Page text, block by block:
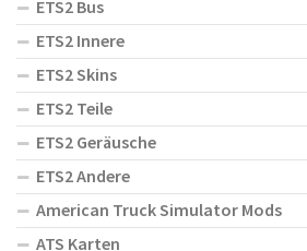
ETS2 Bus
ETS2 Innere
ETS2 Skins
ETS2 Teile
ETS2 Geräusche
ETS2 Andere
American Truck Simulator Mods
ATS Karten